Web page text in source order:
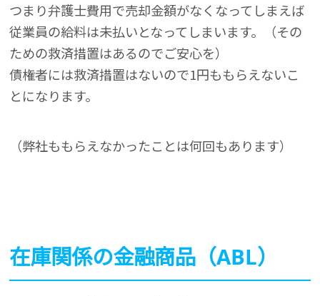
つまり弁護士費用で売却金額がなくなってしまえば
従業員の給料は未払いとなってしまいます。（その
ための救済措置はあるのでご安心を）
債権者には救済措置はないので1円ももらえないこ
とになります。
（弊社ももらえなかったことは何回もあります）
在庫関係の金融商品（ABL）